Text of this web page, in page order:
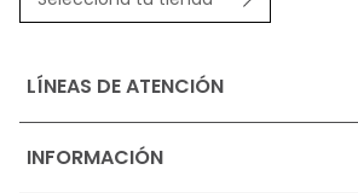
LÍNEAS DE ATENCIÓN
INFORMACIÓN